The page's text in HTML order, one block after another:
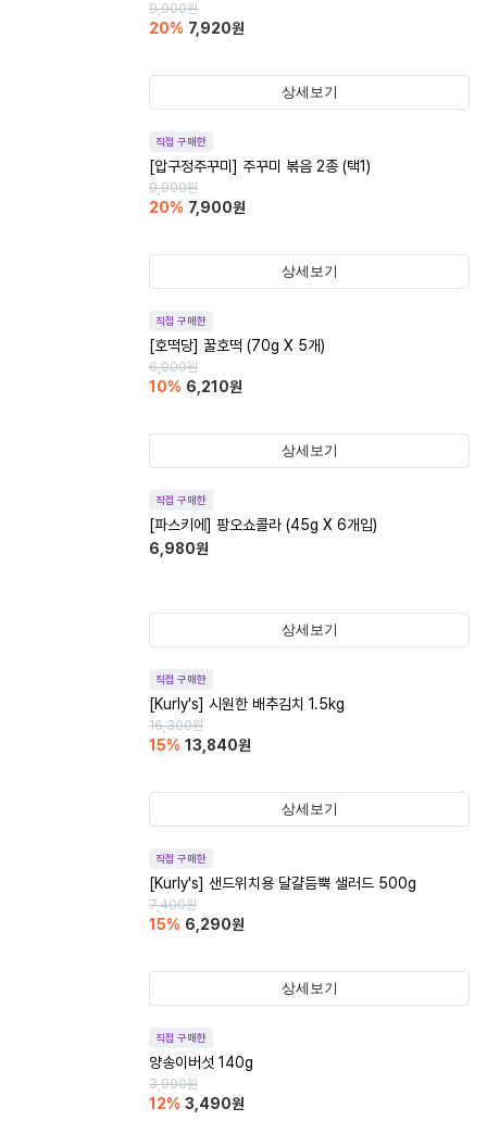
9,900원
20% 7,920원
상세보기
직접 구매한
[압구정주꾸미] 주꾸미 볶음 2종 (택1)
9,900원
20% 7,900원
상세보기
직접 구매한
[호떡당] 꿀호떡 (70g X 5개)
6,900원
10% 6,210원
상세보기
직접 구매한
[파스키에] 팡오쇼콜라 (45g X 6개입)
6,980원
상세보기
직접 구매한
[Kurly's] 시원한 배추김치 1.5kg
16,300원
15% 13,840원
상세보기
직접 구매한
[Kurly's] 샌드위치용 달걀듬뿍 샐러드 500g
7,400원
15% 6,290원
상세보기
직접 구매한
양송이버섯 140g
3,990원
12% 3,490원